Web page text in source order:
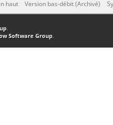
haut Version bas-débit (Archivé)
.
Software Group.